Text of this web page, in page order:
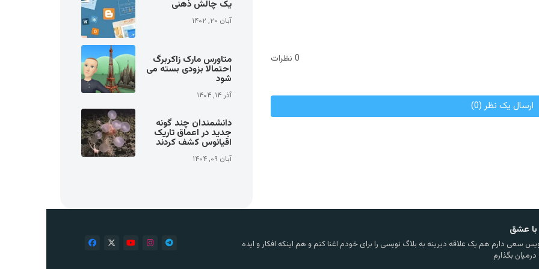
0 نظرات
ارسال یک نظر (0)
یک چالش ذهنی
آبان ۲۰, ۱۴۰۲
متاورس مارک زاکربرگ
احتمالا بزودی بسته می
شود
آذر ۱۴, ۱۴۰۴
دانشمندان چند گونه
جدید در اعماق تاریک
اقیانوس کشف کردند
آبان ۰۹, ۱۴۰۴
عشق
سعی دارم هم یک علاقه دیرینه به بلاگ نویسی را برای خودم اغنا کنم و هم اینکه افکار و ایده
بگذارم